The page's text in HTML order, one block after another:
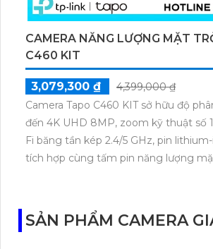
CAMERA NĂNG LƯỢNG MẶT
C460 KIT
3,079,300 ₫
4,399,000 ₫
Camera Tapo C460 KIT sở hữu độ
đến 4K UHD 8MP, zoom kỹ thuật số
Fi băng tần kép 2.4/5 GHz, pin
tích hợp cùng tấm pin năng lượng mặt
SẢN PHẨM CAMERA